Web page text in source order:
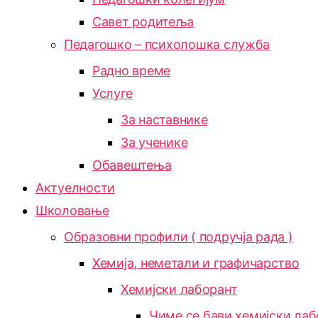
Савет родитеља
Педагошко – психолошка служба
Радно време
Услуге
За наставнике
За ученике
Обавештења
Актуелности
Школовање
Образовни профили ( подручја рада )
Хемија, неметали и графичарство
Хемијски лаборант